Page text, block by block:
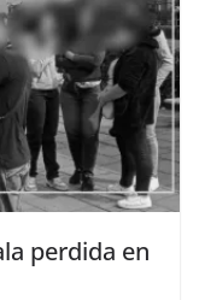
perdida en